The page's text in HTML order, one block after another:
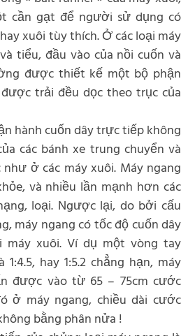
cần gạt để người sử dụng có
xuôi tùy thích. Ở các loại máy
tiểu, đầu vào của nồi cuốn và
được thiết kế một bộ phận
trải đều dọc theo trục của
hành cuốn dây trực tiếp không
các bánh xe trung chuyển và
ở các máy xuôi. Máy ngang
và nhiều lần mạnh hơn các
loại. Ngược lại, do bởi cấu
máy ngang có tốc độ cuốn dây
máy xuôi. Ví dụ một vòng tay
hay 1:5.2 chẳng hạn, máy
được vào từ 65 – 75cm cước
ở máy ngang, chiều dài cước
bằng phân nửa !